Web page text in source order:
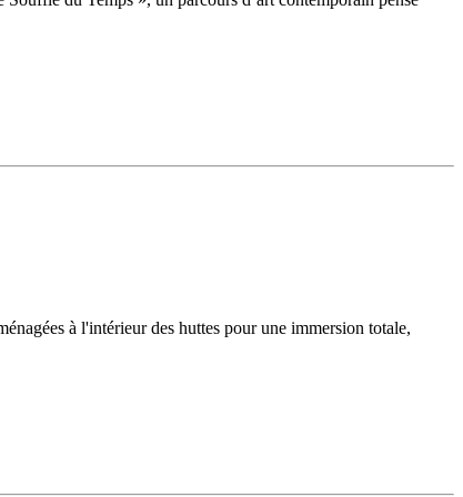
à l'intérieur des huttes pour une immersion totale,